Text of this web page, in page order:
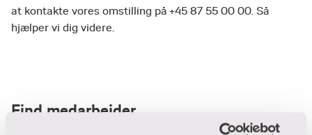
at kontakte vores omstilling på +45 87 55 00 00. Så
hjælper vi dig videre.
Find medarbejder